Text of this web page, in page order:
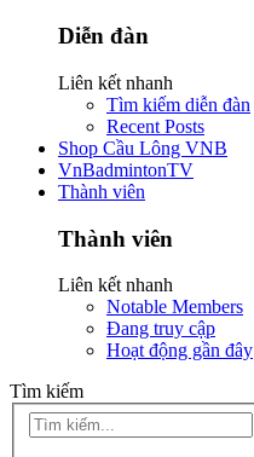
Diễn đàn
Liên kết nhanh
Tìm kiếm diễn đàn
Recent Posts
Shop Cầu Lông VNB
VnBadmintonTV
Thành viên
Thành viên
Liên kết nhanh
Notable Members
Đang truy cập
Hoạt động gần đây
Tìm kiếm